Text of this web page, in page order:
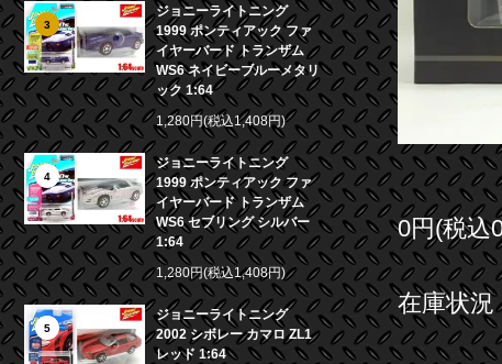
3
ジョニーライトニング
1999 ポンティアック ファ
イヤーバード トランザム
WS6 ネイビーブルーメタリ
ック 1:64
1,280円(税込1,408円)
4
ジョニーライトニング
1999 ポンティアック ファ
イヤーバード トランザム
WS6 セブリング シルバー
1:64
1,280円(税込1,408円)
5
ジョニーライトニング
2002 シボレー カマロ ZL1
レッド 1:64
0円(税込
在庫状況